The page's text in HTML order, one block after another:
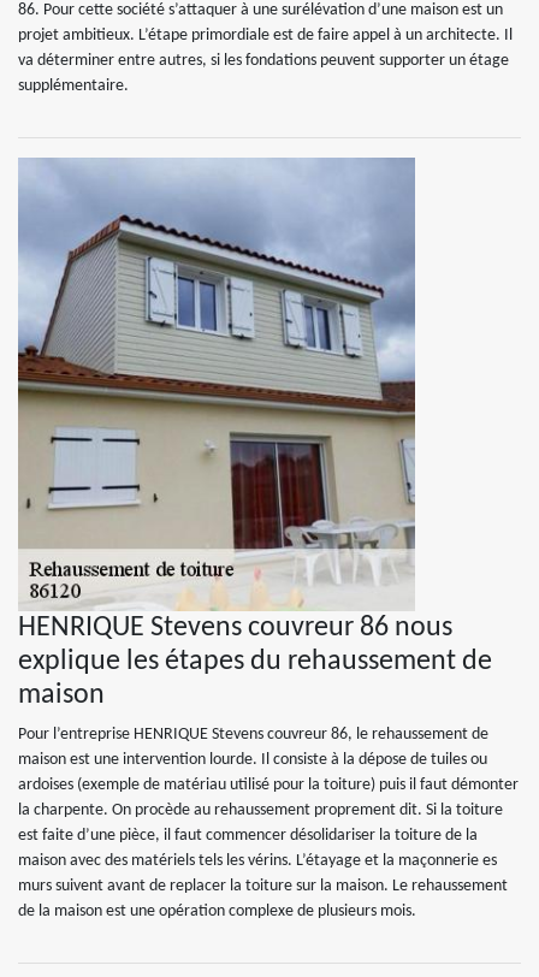
86. Pour cette société s’attaquer à une surélévation d’une maison est un
projet ambitieux. L’étape primordiale est de faire appel à un architecte. Il
va déterminer entre autres, si les fondations peuvent supporter un étage
supplémentaire.
HENRIQUE Stevens couvreur 86 nous
explique les étapes du rehaussement de
maison
Pour l’entreprise HENRIQUE Stevens couvreur 86, le rehaussement de
maison est une intervention lourde. Il consiste à la dépose de tuiles ou
ardoises (exemple de matériau utilisé pour la toiture) puis il faut démonter
la charpente. On procède au rehaussement proprement dit. Si la toiture
est faite d’une pièce, il faut commencer désolidariser la toiture de la
maison avec des matériels tels les vérins. L’étayage et la maçonnerie es
murs suivent avant de replacer la toiture sur la maison. Le rehaussement
de la maison est une opération complexe de plusieurs mois.